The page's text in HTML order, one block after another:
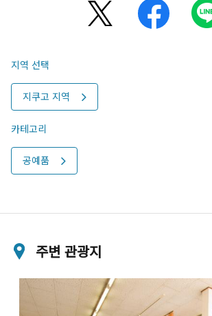
지역 선택
지쿠고 지역
카테고리
공예품
주변 관광지